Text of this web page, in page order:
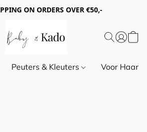
ON ORDERS OVER €50,-
Peuters & Kleuters Voor Haar